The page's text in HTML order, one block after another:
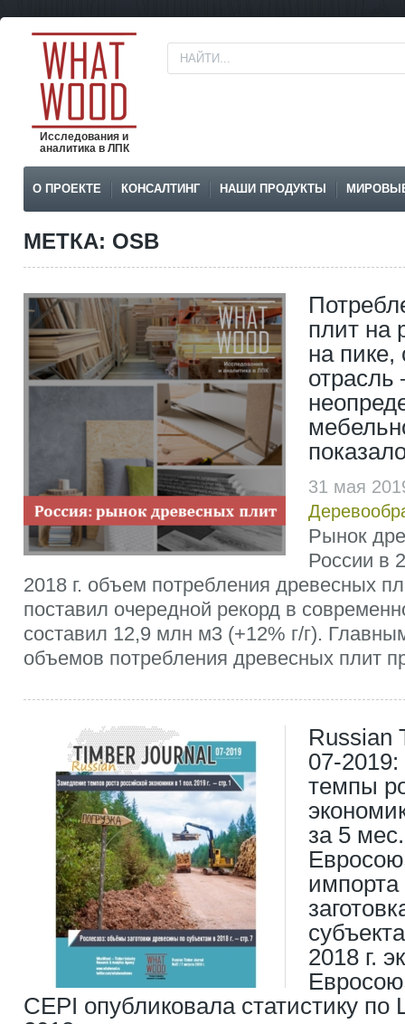
Исследования и
аналитика в ЛПК
О ПРОЕКТЕ КОНСАЛТИНГ НАШИ ПРОДУКТЫ
МЕТКА: OSB
плит на
на пике,
31 мая
Рынок
России в
2018 г. объем потребления древесных
поставил очередной рекорд в
составил 12,9 млн м3 (+12% г/г).
объемов потребления древесных плит
Russian
07-2019:
темпы
за 5
импорта
2018 г.
CEPI опубликовала статистику по